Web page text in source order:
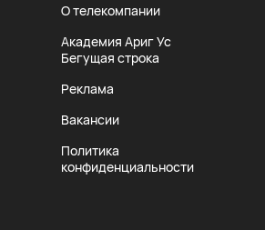
О телекомпании
Академия Ариг Ус
Бегущая строка
Реклама
Вакансии
Политика
конфиденциальности